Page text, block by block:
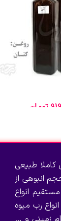
تومان
طبیعی
انبوهی از
انواع
رب میوه